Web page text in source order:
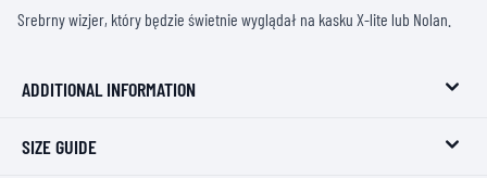
Srebrny wizjer, który będzie świetnie wyglądał na kasku X-lite lub Nolan.
ADDITIONAL INFORMATION
SIZE GUIDE